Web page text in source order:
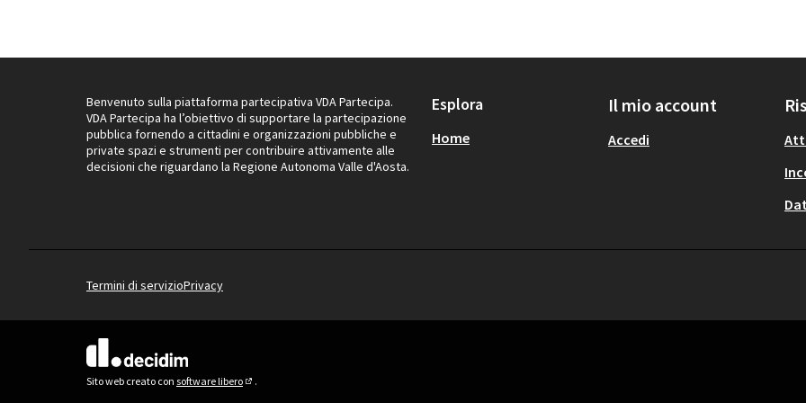
Benvenuto sulla piattaforma partecipativa VDA Partecipa.
VDA Partecipa ha l’obiettivo di supportare la partecipazione
pubblica fornendo a cittadini e organizzazioni pubbliche e
private spazi e strumenti per contribuire attivamente alle
decisioni che riguardano la Regione Autonoma Valle d'Aosta.
Esplora
Home
Il mio account
Accedi
Termini di servizioPrivacy
(Collegamento esterno)
Sito web creato con software libero .